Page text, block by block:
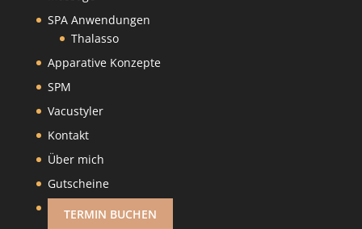
SPA Anwendungen
Thalasso
Apparative Konzepte
SPM
Vacustyler
Kontakt
Über mich
Gutscheine
TERMIN BUCHEN